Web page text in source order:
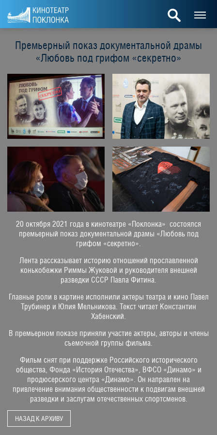
Премьерный показ документальной драмы
«Любовь под грифом «секретно»
20 октября 2021 года в кинотеатре «Поклонка» состоялся
премьерный показ документальной драмы «Любовь под
грифом «секретно».
Лента рассказывает историю отношений прославленной
конькобежки Риммы Жуковой и руководителя внешней
разведки СССР Павла Фитина.
Главные роли в картине исполнили актеры театра и кино Павел
Трубинер и Юлия Мельникова. Текст читает Константин
Хабенский.
В премьерном показе приняли участие актеры, авторы и члены
съемочной группы фильма.
Фильм снят при поддержке Российского исторического
общества, Фонда «История Отечества», ВФСО «Динамо» и
продюсерского центра «Динамо». Он направлен на
привлечение внимания общественности к подвигам внешней
разведки и заслугам отечественных спортсменов.
НАЗАД К АРХИВУ